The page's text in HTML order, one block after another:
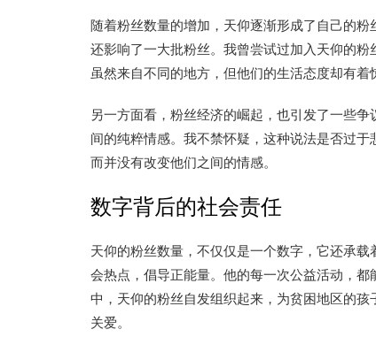
随着粉丝数量的增加，天仰逐渐形成了自己的
还影响了一大批粉丝。我曾尝试过加入天仰的
虽然来自不同的地方，但他们的生活态度却有
另一方面看，粉丝经济的崛起，也引发了一些
间的纯粹情感。我不禁怀疑，这种说法是否过
而并没有改变他们之间的情感。
数字背后的社会责任
天仰的粉丝数量，不仅仅是一个数字，它还承
会热点，倡导正能量。他的每一次公益活动，
中，天仰的粉丝自发组织起来，为贫困地区的
关爱。